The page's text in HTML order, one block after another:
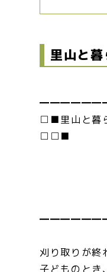
里山と
□■里山と暮
□□■
特定非営
「いい
＜
刈り取りが終
子どものとき